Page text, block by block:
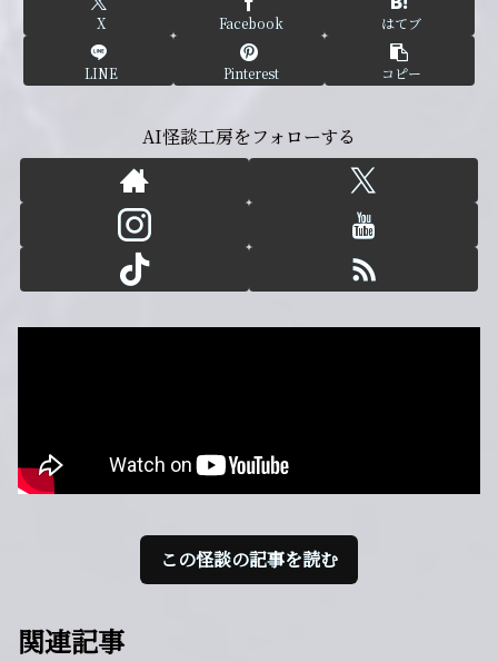
X Facebook はてブ
LINE Pinterest コピー
AI怪談工房をフォローする
この怪談の記事を読む
関連記事